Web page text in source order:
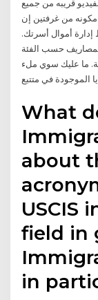
قريبه من جميع
من غرفتين إن
أموال أسرتك.
حسب الفئة
ما عليك سوي ملء
الموجودة في متتبع
What
about
USCIS
field in
in